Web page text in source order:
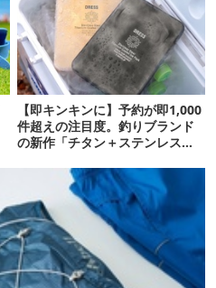
【即キンキンに】予約が即1,000
件超えの注目度。釣りブランド
の新作「チタン＋ステンレスの